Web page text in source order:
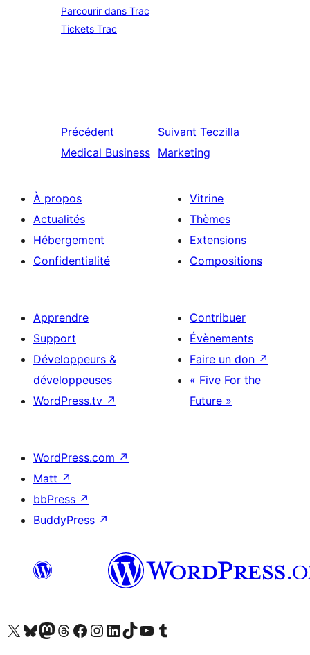
Parcourir dans Trac
Tickets Trac
Précédent
Medical Business
Suivant Teczilla
Marketing
À propos
Actualités
Hébergement
Confidentialité
Vitrine
Thèmes
Extensions
Compositions
Apprendre
Support
Développeurs &
développeuses
WordPress.tv ↗
Contribuer
Évènements
Faire un don ↗
« Five For the
Future »
WordPress.com ↗
Matt ↗
bbPress ↗
BuddyPress ↗
Visitez notre compte X (précédemment Twitter)
Visiter notre compte Bluesky
Visiter notre compte Mastodon
Visiter notre compte Threads
Consulter notre compte Facebook
Consulter notre compte Instagram
Consulter notre compte LinkedIn
Visiter notre compte TokTok
Visiter notre chaîne YouTube
Visiter notre compte Tumblr